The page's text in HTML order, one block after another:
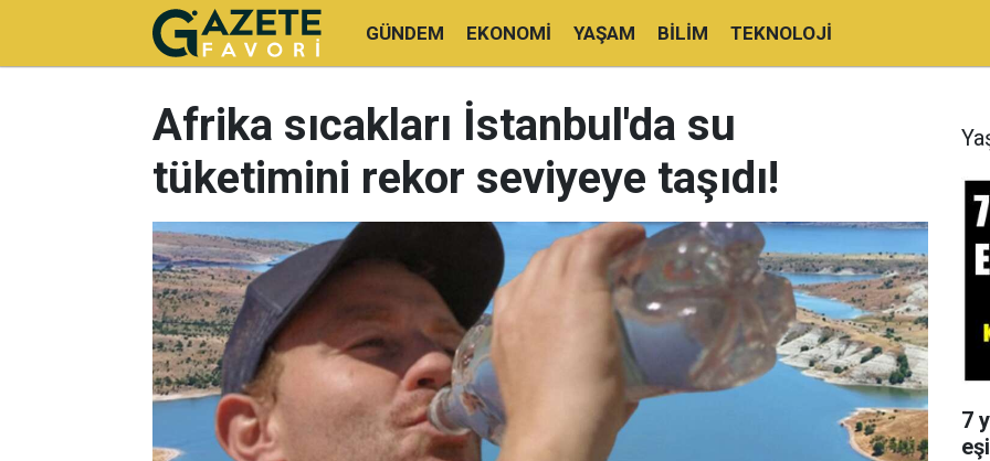
GÜNDEM EKONOMI YAŞAM BILIM TEKNOLOJI
Afrika sıcakları İstanbul'da su
tüketimini rekor seviyeye taşıdı!
7